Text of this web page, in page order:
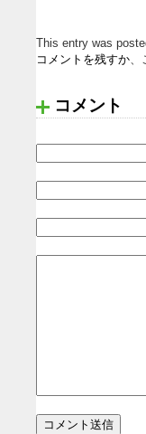
This entry was
コメントを残すか、
コメント